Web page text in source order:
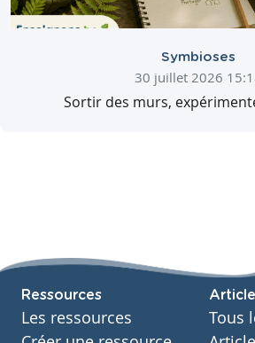
Symbioses
30 juillet 2026
Sortir des murs,
Ressources
Les ressources
Tous